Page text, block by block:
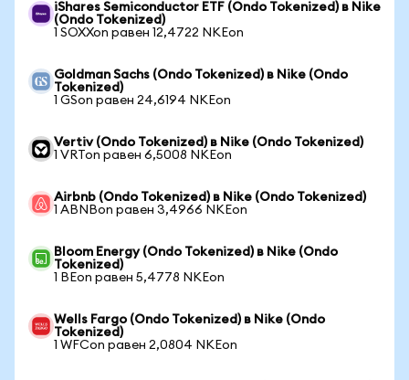
iShares Semiconductor ETF (Ondo Tokenized) в Nike
(Ondo Tokenized)
1 SOXXon равен 12,4722 NKEon
Goldman Sachs (Ondo Tokenized) в Nike (Ondo
Tokenized)
1 GSon равен 24,6194 NKEon
Vertiv (Ondo Tokenized) в Nike (Ondo Tokenized)
1 VRTon равен 6,5008 NKEon
Airbnb (Ondo Tokenized) в Nike (Ondo Tokenized)
1 ABNBon равен 3,4966 NKEon
Bloom Energy (Ondo Tokenized) в Nike (Ondo
Tokenized)
1 BEon равен 5,4778 NKEon
Wells Fargo (Ondo Tokenized) в Nike (Ondo
Tokenized)
1 WFCon равен 2,0804 NKEon